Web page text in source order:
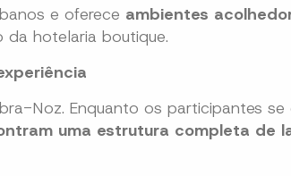
e oferece ambientes
hotelaria boutique.
Noz. Enquanto os participantes se
uma estrutura completa de